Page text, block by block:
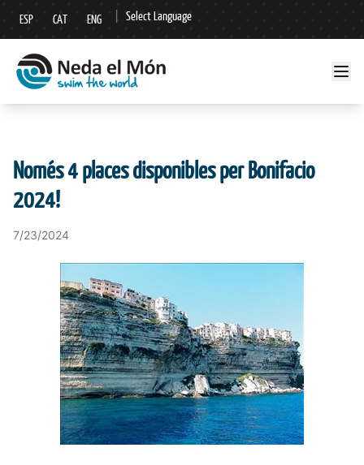
ESP CAT ENG Select Language
▼
Només 4 places disponibles per Bonifacio
2024!
7/23/2024